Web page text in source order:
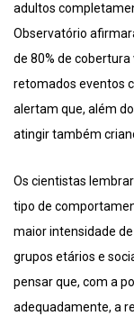
adultos
Observatório
de 80% de
retomados eventos
alertam que, além
atingir também
Os cientistas
tipo de
maior intensidade
grupos etários e
pensar que, com a
adequadamente, a